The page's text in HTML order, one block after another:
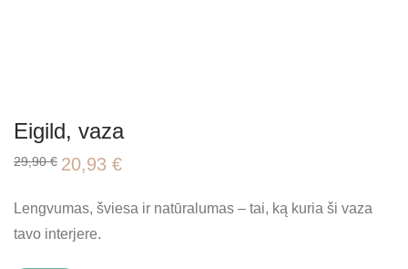
Eigild, vaza
29,90€ Original
price
29,90 €.
20,93 €Current
20,93 €.
Lengvumas, šviesa ir natūralumas – tai, ką kuria ši vaza
tavo interjere.